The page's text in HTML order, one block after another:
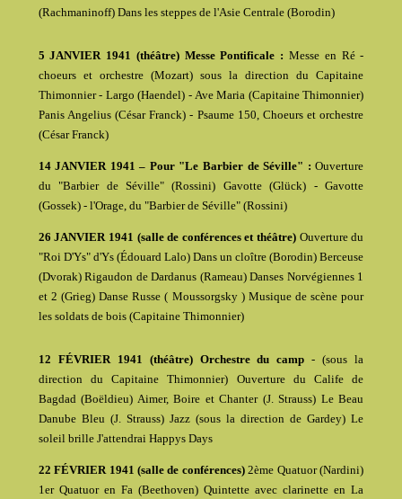
(Rachmaninoff) Dans les steppes de l'Asie Centrale (Borodin)
5 JANVIER 1941 (théâtre) Messe Pontificale :Messe en Ré -
choeurs et orchestre (Mozart) sous la direction du Capitaine
Thimonnier - Largo (Haendel) - Ave Maria (Capitaine Thimonnier)
Panis Angelius (César Franck) - Psaume 150, Choeurs et orchestre
(César Franck)
14 JANVIER 1941 – Pour "Le Barbier de Séville" :Ouverture
du "Barbier de Séville" (Rossini) Gavotte (Glück) - Gavotte
(Gossek) - l'Orage, du "Barbier de Séville" (Rossini)
26 JANVIER 1941 (salle de conférences et théâtre) Ouverture du
"Roi D'Ys" d'Ys (Édouard Lalo) Dans un cloître (Borodin) Berceuse
(Dvorak) Rigaudon de Dardanus (Rameau) Danses Norvégiennes 1
et 2 (Grieg) Danse Russe ( Moussorgsky ) Musique de scène pour
les soldats de bois (Capitaine Thimonnier)
12 FÉVRIER 1941 (théâtre) Orchestre du camp - (sous la
direction du Capitaine Thimonnier) Ouverture du Calife de
Bagdad (Boëldieu) Aimer, Boire et Chanter (J. Strauss) Le Beau
Danube Bleu (J. Strauss) Jazz (sous la direction de Gardey) Le
soleil brille J'attendrai Happys Days
22 FÉVRIER 1941 (salle de conférences)2ème Quatuor (Nardini)
1er Quatuor en Fa (Beethoven) Quintette avec clarinette en La